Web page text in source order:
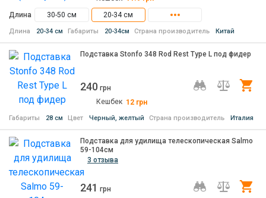
Длина
30-50 см 20-34 см
Длина 20-34 см Габариты 20-34см Страна производитель Китай
Подставка Stonfo 348 Rod Rest Type L под фидер
240 грн
Кешбек 12 грн
Габариты 28 см Цвет Черный, желтый Страна производитель Италия
3 отзыва
Подставка для удилища телескопическая Salmo
59-104см
241 грн